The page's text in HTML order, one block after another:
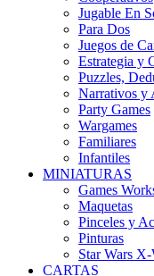
Jugable En
Para Dos
Juegos de
Estrategia y
Puzzles,
Narrativos y
Party Games
Wargames
Familiares
Infantiles
MINIATURAS
Games
Maquetas
Pinceles y
Pinturas
Star Wars
CARTAS